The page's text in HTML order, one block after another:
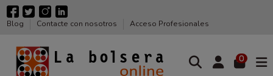
Blog Contacte con nosotros Acceso Profesionales
0